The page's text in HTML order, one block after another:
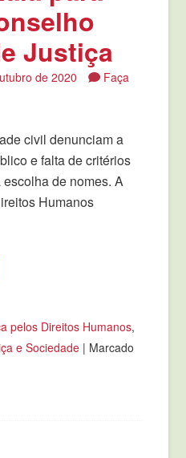
Justiça
de 2020
Faça
civil denunciam a
e falta de critérios
de nomes. A
Humanos
pelos Direitos Humanos,
e Sociedade | Marcado